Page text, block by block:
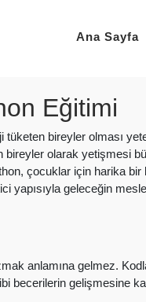
Ana Sayfa
Eğitimi
bireyler olması
bireyler olarak yetişmesi
, çocuklar için harika bir
geleceğin
anlamına gelmez.
becerilerin gelişmesine